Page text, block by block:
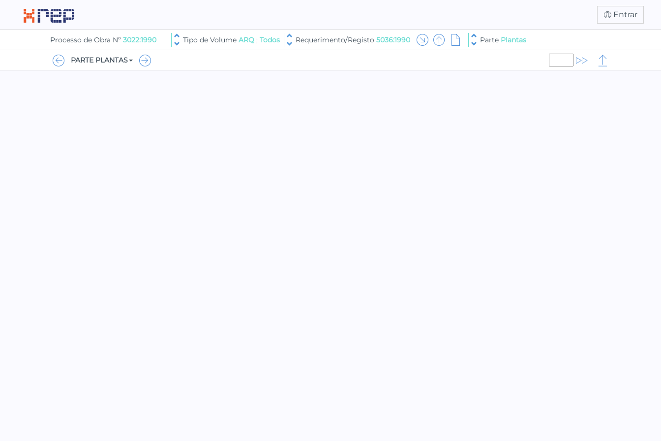
Entrar
Processo de Obra Nº 3022:1990 Tipo de Volume ARQ ; Todos Requerimento/Registo 5036:1990 Parte Plantas
PARTE PLANTAS